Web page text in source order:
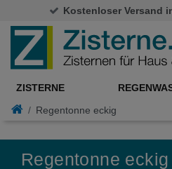
Kostenloser Versand
ZISTERNE
Regentonne eckig
Regentonne